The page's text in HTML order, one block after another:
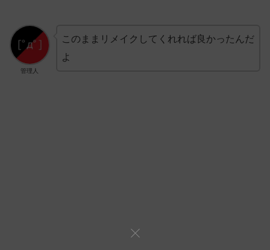
管理人
このままリメイクしてくれれば良かったんだ
よ